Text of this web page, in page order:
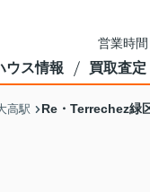
営業時
ウス情報 買取査定
高駅 Re・Terrechez緑